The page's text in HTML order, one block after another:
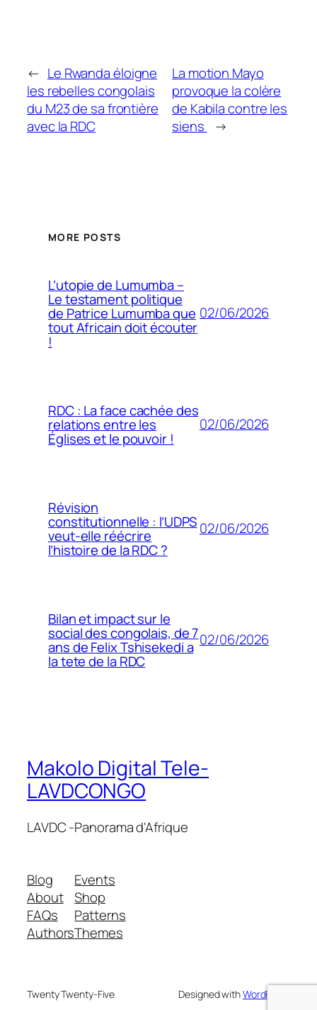
← Le Rwanda éloigne
les rebelles congolais
du M23 de sa frontière
avec la RDC
La motion Mayo
provoque la colère
de Kabila contre les
siens
→
MORE POSTS
L’utopie de Lumumba –
Le testament politique
de Patrice Lumumba que
tout Africain doit écouter
!
02/06/2026
RDC : La face cachée des
relations entre les
Églises et le pouvoir !
02/06/2026
Révision
constitutionnelle : l’UDPS
veut-elle réécrire
l’histoire de la RDC ?
02/06/2026
Bilan et impact sur le
social des congolais, de 7
ans de Felix Tshisekedi a
la tete de la RDC
02/06/2026
Makolo Digital Tele-
LAVDCONGO
LAVDC -Panorama d'Afrique
Blog
About
FAQs
Authors
Events
Shop
Patterns
Themes
Twenty Twenty-Five Designed withWordPress